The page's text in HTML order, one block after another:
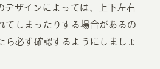
デザインによっては、上下左右
てしまったりする場合があるの
ら必ず確認するようにしましょ